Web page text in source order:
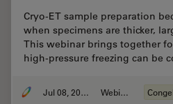
Cryo-ET sample preparation
when specimens are thicker,
This webinar brings together
high-pressure freezing can be
Jul 08, 2026 Webinar